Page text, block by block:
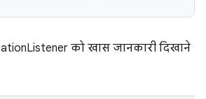
को खास जानकारी दिखाने